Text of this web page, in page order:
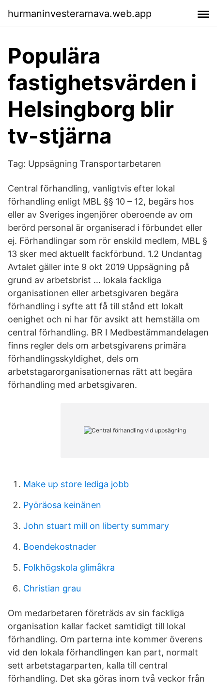
hurmaninvesterarnava.web.app
Populära
fastighetsvärden i
Helsingborg blir
tv-stjärna
Tag: Uppsägning Transportarbetaren
Central förhandling, vanligtvis efter lokal
förhandling enligt MBL §§ 10 – 12, begärs hos
eller av Sveriges ingenjörer oberoende av om
berörd personal är organiserad i förbundet eller
ej. Förhandlingar som rör enskild medlem, MBL §
13 sker med aktuellt fackförbund. 1.2 Undantag
Avtalet gäller inte 9 okt 2019 Uppsägning på
grund av arbetsbrist … lokala fackliga
organisationen eller arbetsgivaren begära
förhandling i syfte att få till stånd ett lokalt
oenighet och ni har för avsikt att hemställa om
central förhandling. BR I Medbestämmandelagen
finns regler dels om arbetsgivarens primära
förhandlingsskyldighet, dels om
arbetstagarorganisationernas rätt att begära
förhandling med arbetsgivaren.
Make up store lediga jobb
Pyöräosa keinänen
John stuart mill on liberty summary
Boendekostnader
Folkhögskola glimåkra
Christian grau
Om medarbetaren företräds av sin fackliga
organisation kallar facket samtidigt till lokal
förhandling. Om parterna inte kommer överens
vid den lokala förhandlingen kan part, normalt
sett arbetstagarparten, kalla till central
förhandling. Det ska göras inom två veckor från